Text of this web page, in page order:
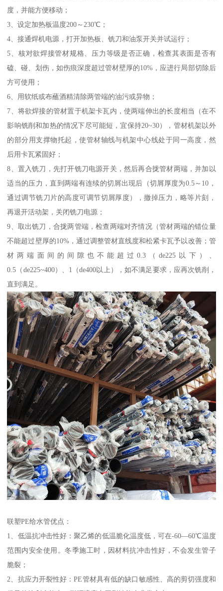
度，并能方便移动；
3、设定加热板温度200～230℃；
4、接通焊机电源，打开加热板、铣刀和油泵开关并试运行；
5、核对欲焊接管材规格、压力等级是否正确，检查其表面是否有
磕、碰、划伤，如伤痕深度超过管材壁厚的10%，应进行局部切除后
方可使用；
6、用软纸或布蘸酒精清除两管端的油污或异物；
7、将欲焊接的管材置于机架卡瓦内，使两端伸出的长度相当（在不
影响铣削和加热的情况下尽可能短，宜保持20~30），管材机架以外
的部分用支撑物托起，使管材轴线与机架中心线处于同一高度，然
后用卡瓦紧固好；
8、置入铣刀，先打开铣刀电源开关，然后再合拢管材两端，并加以
适当的压力，直到两端有连续的切屑出现后（切屑厚度为0.5～10，
通过调节铣刀片的高度可调节切屑厚度），撤掉压力，略等片刻，
再退开活动架，关闭铣刀电源；
9、取出铣刀，合拢两管端，检查两端对齐情况（管材两端的错位量
不能超过壁厚的10%，通过调整管材直线度和松紧卡瓦予以改善；管
材两端面间的间隙也不能超过0.3（de225以下）、
0.5（de225~400）、1（de400以上），如不满足要求，应再次铣削，
直到满足。
联塑PE给水管优点：
1、低温抗冲击性好：聚乙烯的低温脆化温度低，可在-60—60℃温度
范围内安全使用。冬季施工时，因材料抗冲击性好，不会发生管子
脆裂；
2、抗应力开裂性好：PE管材具有低的缺口敏感性、高的剪切强度和